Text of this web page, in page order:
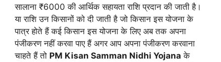
सालाना ₹6000 की आर्थिक सहायता राशि प्रदान की जाती है।
या राशि उन किसानों को दी जाती है जो किसान इस योजना के
पात्र होते हैं कई किसान इस योजना के लिए अब तक अपना
पंजीकरण नहीं करवा पाए हैं अगर आप अपना पंजीकरण करवाना
चाहते हैं तो PM Kisan Samman Nidhi Yojana के